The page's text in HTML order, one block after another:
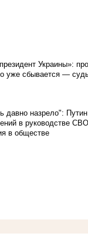
Украины»:
уже сбывается —
давно назрело":
в руководстве
в обществе